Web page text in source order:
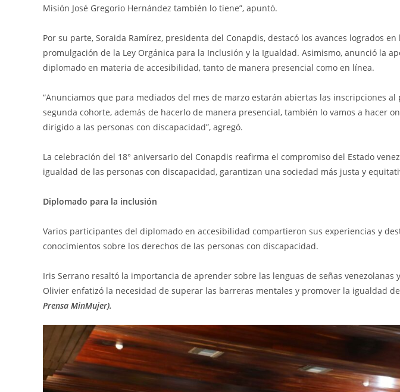
Misión José Gregorio Hernández también lo tiene”, apuntó.
Por su parte, Soraida Ramírez, presidenta del Conapdis, destacó los avances logrados
promulgación de la Ley Orgánica para la Inclusión y la Igualdad. Asimismo, anunció la
diplomado en materia de accesibilidad, tanto de manera presencial como en línea.
“Anunciamos que para mediados del mes de marzo estarán abiertas las inscripciones
segunda cohorte, además de hacerlo de manera presencial, también lo vamos a hacer
dirigido a las personas con discapacidad”, agregó.
La celebración del 18° aniversario del Conapdis reafirma el compromiso del Estado
igualdad de las personas con discapacidad, garantizan una sociedad más justa y
Diplomado para la inclusión
Varios participantes del diplomado en accesibilidad compartieron sus experiencias y
conocimientos sobre los derechos de las personas con discapacidad.
Iris Serrano resaltó la importancia de aprender sobre las lenguas de señas venezolanas
Olivier enfatizó la necesidad de superar las barreras mentales y promover la igualdad
Prensa MinMujer).